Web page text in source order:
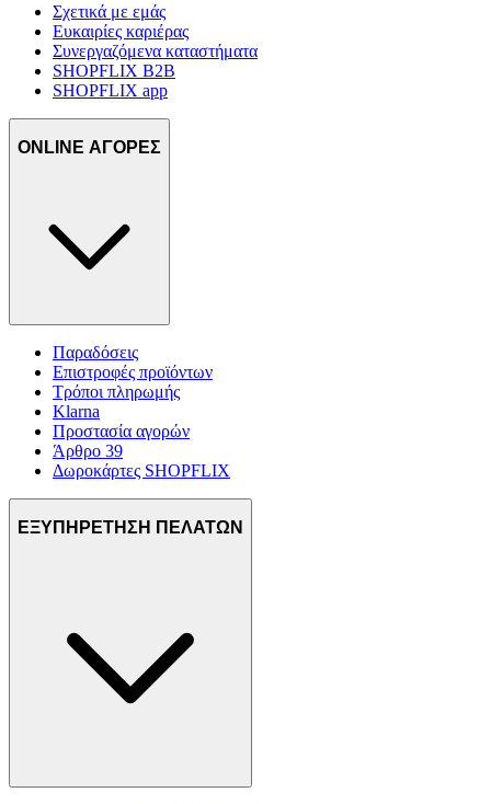
Σχετικά με εμάς
Ευκαιρίες καριέρας
Συνεργαζόμενα καταστήματα
SHOPFLIX B2B
SHOPFLIX app
ONLINE ΑΓΟΡΕΣ
Παραδόσεις
Επιστροφές προϊόντων
Τρόποι πληρωμής
Klarna
Προστασία αγορών
Άρθρο 39
Δωροκάρτες SHOPFLIX
ΕΞΥΠΗΡΕΤΗΣΗ ΠΕΛΑΤΩΝ